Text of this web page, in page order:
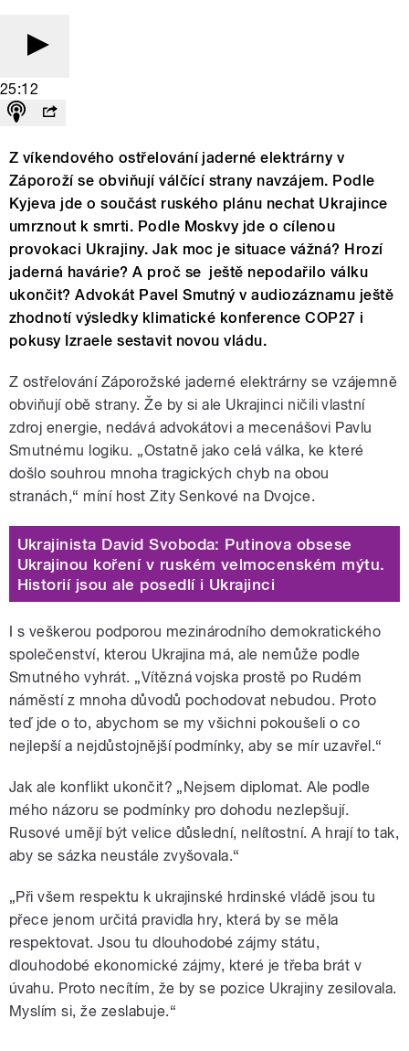
25:12
Z víkendového ostřelování jaderné elektrárny v
Záporoží se obviňují válčící strany navzájem. Podle
Kyjeva jde o součást ruského plánu nechat Ukrajince
umrznout k smrti. Podle Moskvy jde o cílenou
provokaci Ukrajiny. Jak moc je situace vážná? Hrozí
jaderná havárie? A proč se ještě nepodařilo válku
ukončit? Advokát Pavel Smutný v audiozáznamu ještě
zhodnotí výsledky klimatické konference COP27 i
pokusy Izraele sestavit novou vládu.
Z ostřelování Záporožské jaderné elektrárny se vzájemně
obviňují obě strany. Že by si ale Ukrajinci ničili vlastní
zdroj energie, nedává advokátovi a mecenášovi Pavlu
Smutnému logiku. „Ostatně jako celá válka, ke které
došlo souhrou mnoha tragických chyb na obou
stranách,“ míní host Zity Senkové na Dvojce.
Ukrajinista David Svoboda: Putinova obsese
Ukrajinou koření v ruském velmocenském mýtu.
Historií jsou ale posedlí i Ukrajinci
I s veškerou podporou mezinárodního demokratického
společenství, kterou Ukrajina má, ale nemůže podle
Smutného vyhrát. „Vítězná vojska prostě po Rudém
náměstí z mnoha důvodů pochodovat nebudou. Proto
teď jde o to, abychom se my všichni pokoušeli o co
nejlepší a nejdůstojnější podmínky, aby se mír uzavřel.“
Jak ale konflikt ukončit? „Nejsem diplomat. Ale podle
mého názoru se podmínky pro dohodu nezlepšují.
Rusové umějí být velice důslední, nelítostní. A hrají to tak,
aby se sázka neustále zvyšovala.“
„Při všem respektu k ukrajinské hrdinské vládě jsou tu
přece jenom určitá pravidla hry, která by se měla
respektovat. Jsou tu dlouhodobé zájmy státu,
dlouhodobé ekonomické zájmy, které je třeba brát v
úvahu. Proto necítím, že by se pozice Ukrajiny zesilovala.
Myslím si, že zeslabuje.“